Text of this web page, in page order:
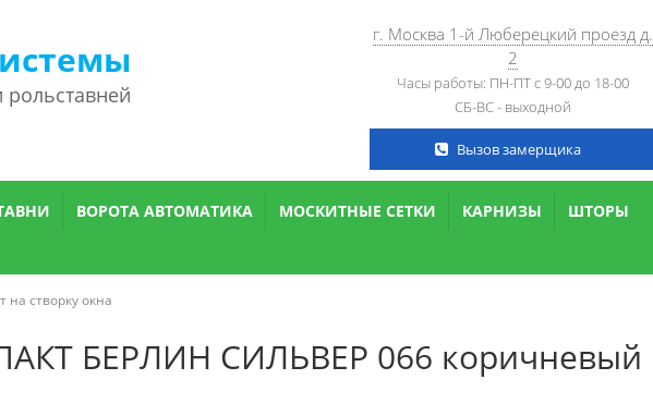
г. Москва 1-й Люберецкий проезд д.
2
Часы работы: ПН-ПТ с 9-00 до 18-00
СБ-ВС - выходной
Вызов замерщика
ВОРОТА АВТОМАТИКА МОСКИТНЫЕ СЕТКИ КАРНИЗЫ ШТОРЫ
на створку окна
БЕРЛИН СИЛЬВЕР 066 коричневый